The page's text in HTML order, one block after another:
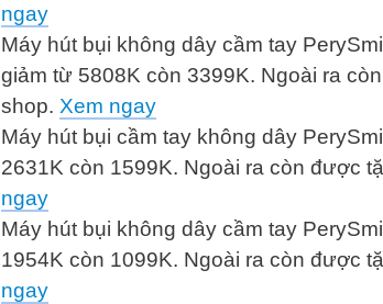
ngay
Máy hút bụi không dây cầm tay
giảm từ 5808K còn 3399K. Ngoài ra
shop. Xem ngay
Máy hút bụi cầm tay không dây
2631K còn 1599K. Ngoài ra còn được
ngay
Máy hút bụi không dây cầm tay
1954K còn 1099K. Ngoài ra còn được
ngay